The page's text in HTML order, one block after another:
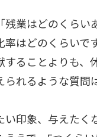
残業はどのくらい
率はどのくらいで
することよりも、
られるような質問
い印象、与えたく